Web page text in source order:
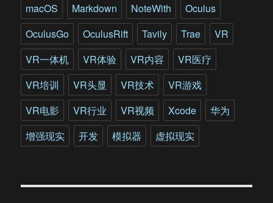
系
列
macOS
Markdown NoteWith
Oculus
OculusGo
OculusRift Tavily Trae
VR
VR一体机
VR体验 VR内容
VR医疗
VR培训
VR头显 VR技术
VR游戏
VR电影
VR行业 VR视频 Xcode
华为
增强现实
开发 模拟器 虚拟现实